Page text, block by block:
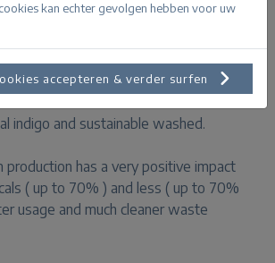
and medium high rise.
indigo and sustainable washed.
production has a very positive impact
( up to 70% ) and less ( up to 70%
usage and much cleaner waste
kan echter gevolgen hebben voor uw
accepteren & verder surfen